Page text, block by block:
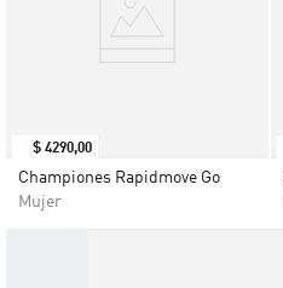
$ 4290,00
Championes Rapidmove Go
Mujer